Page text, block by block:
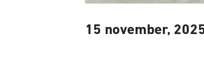
15 november,